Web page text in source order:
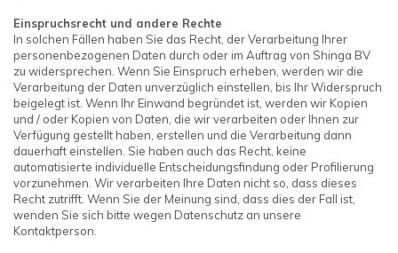
Einspruchsrecht und andere Rechte
In solchen Fällen haben Sie das Recht, der Verarbeitung Ihrer
personenbezogenen Daten durch oder im Auftrag von Shinga BV
zu widersprechen. Wenn Sie Einspruch erheben, werden wir die
Verarbeitung der Daten unverzüglich einstellen, bis Ihr Widerspruch
beigelegt ist. Wenn Ihr Einwand begründet ist, werden wir Kopien
und / oder Kopien von Daten, die wir verarbeiten oder Ihnen zur
Verfügung gestellt haben, erstellen und die Verarbeitung dann
dauerhaft einstellen. Sie haben auch das Recht, keine
automatisierte individuelle Entscheidungsfindung oder Profilierung
vorzunehmen. Wir verarbeiten Ihre Daten nicht so, dass dieses
Recht zutrifft. Wenn Sie der Meinung sind, dass dies der Fall ist,
wenden Sie sich bitte wegen Datenschutz an unsere
Kontaktperson.